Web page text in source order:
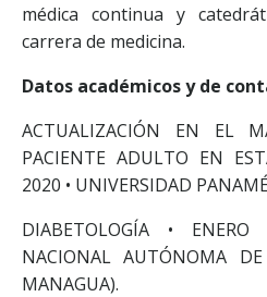
médica continua y
carrera de medicina.
Datos académicos y de
ACTUALIZACIÓN EN EL
PACIENTE ADULTO EN
2020 • UNIVERSIDAD
DIABETOLOGÍA •
NACIONAL AUTÓNOMA
MANAGUA).